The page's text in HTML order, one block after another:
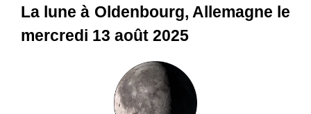
La lune à Oldenbourg, Allemagne le
mercredi 13 août 2025